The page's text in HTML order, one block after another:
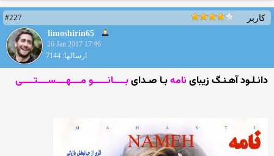
کاربر
#227
limoshirin65
26 Jan 2017 17:46
ارسالها: 7144
دانـلـود آهـنـگ زیباینامهبـا صـدایبـــــانــــــو مــــهــــســــتـــــی